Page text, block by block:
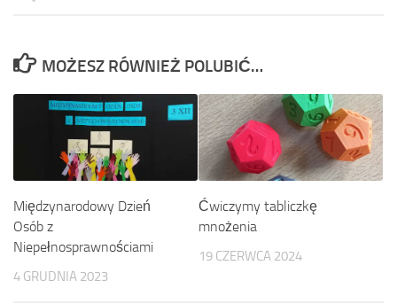
MOŻESZ RÓWNIEŻ POLUBIĆ…
Międzynarodowy Dzień
Osób z
Niepełnosprawnościami
4 GRUDNIA 2023
Ćwiczymy tabliczkę
mnożenia
19 CZERWCA 2024